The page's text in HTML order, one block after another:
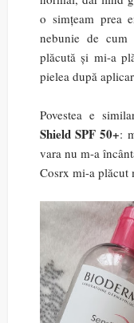
o simțeam prea
nebunie de
plăcută și mi-a
pielea după
Povestea e
Shield SPF 50+:
vara nu m-a
Cosrx mi-a plăcut